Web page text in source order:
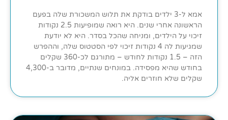
אמא ל-3 ילדים בודקת את תלוש המשכורת שלה בפעם
הראשונה אחרי שנים. היא רואה שמופיעות 2.5 נקודות
זיכוי על הילדים, ומניחה שהכל בסדר. היא לא יודעת
שמגיעות לה 4 נקודות זיכוי לפי הסטטוס שלה, וההפרש
הזה – 1.5 נקודות לחודש – מתורגם לכ-360 שקלים
בחודש שהיא מפסידה. במונחים שנתיים, מדובר ב-4,300
שקלים שלא חוזרים אליה.